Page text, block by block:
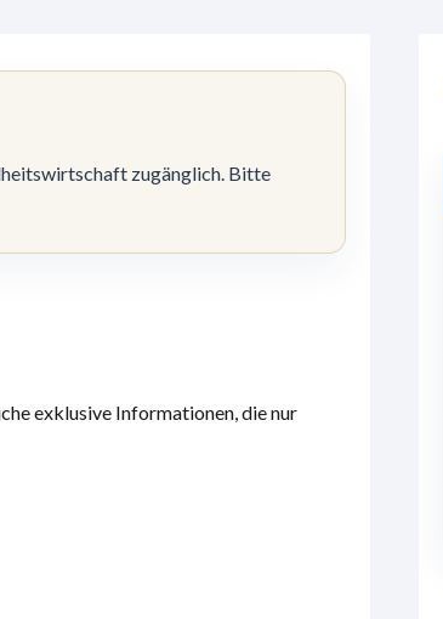
zugänglich. Bitte
exklusive Informationen, die nur